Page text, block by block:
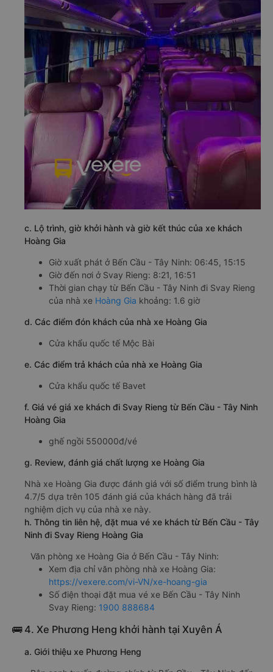
c. Lộ trình, giờ khởi hành và giờ kết thúc của xe khách
Hoàng Gia
Giờ xuất phát ở Bến Cầu - Tây Ninh: 06:45, 15:15
Giờ đến nơi ở Svay Rieng: 8:21, 16:51
Thời gian chạy từ Bến Cầu - Tây Ninh đi Svay Rieng
của nhà xe Hoàng Gia khoảng: 1.6 giờ
d. Các điểm đón khách của nhà xe Hoàng Gia
Cửa khẩu quốc tế Mộc Bài
e. Các điểm trả khách của nhà xe Hoàng Gia
Cửa khẩu quốc tế Bavet
f. Giá vé giá xe khách đi Svay Rieng từ Bến Cầu - Tây Ninh
Hoàng Gia
ghế ngồi 550000đ/vé
g. Review, đánh giá chất lượng xe Hoàng Gia
Nhà xe Hoàng Gia được đánh giá với số điểm trung bình là
4.7/5 dựa trên 105 đánh giá của khách hàng đã trải
nghiệm dịch vụ của nhà xe này.
h. Thông tin liên hệ, đặt mua vé xe khách từ Bến Cầu - Tây
Ninh đi Svay Rieng Hoàng Gia
Văn phòng xe Hoàng Gia ở Bến Cầu - Tây Ninh:
Xem địa chỉ văn phòng nhà xe Hoàng Gia:
https://vexere.com/vi-VN/xe-hoang-gia
Số điện thoại đặt mua vé xe Bến Cầu - Tây Ninh
Svay Rieng: 1900 888684
🚌 4. Xe Phương Heng khởi hành tại Xuyên Á
a. Giới thiệu xe Phương Heng